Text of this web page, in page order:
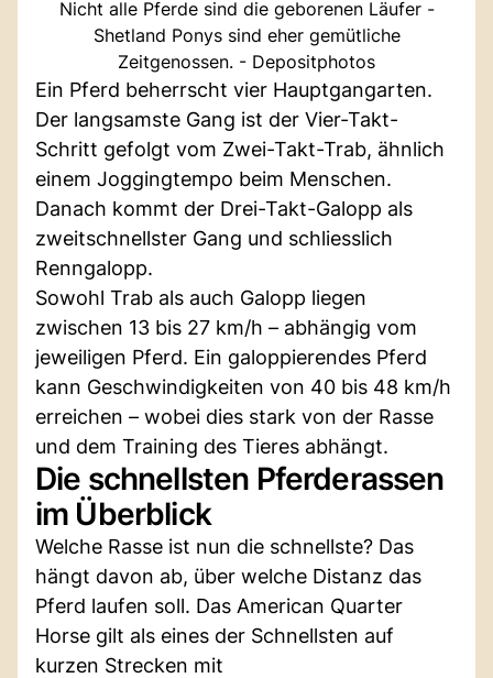
Nicht alle Pferde sind die geborenen Läufer -
Shetland Ponys sind eher gemütliche
Zeitgenossen. - Depositphotos
Ein Pferd beherrscht vier Hauptgangarten.
Der langsamste Gang ist der Vier-Takt-
Schritt gefolgt vom Zwei-Takt-Trab, ähnlich
einem Joggingtempo beim Menschen.
Danach kommt der Drei-Takt-Galopp als
zweitschnellster Gang und schliesslich
Renngalopp.
Sowohl Trab als auch Galopp liegen
zwischen 13 bis 27 km/h – abhängig vom
jeweiligen Pferd. Ein galoppierendes Pferd
kann Geschwindigkeiten von 40 bis 48 km/h
erreichen – wobei dies stark von der Rasse
und dem Training des Tieres abhängt.
Die schnellsten Pferderassen
im Überblick
Welche Rasse ist nun die schnellste? Das
hängt davon ab, über welche Distanz das
Pferd laufen soll. Das American Quarter
Horse gilt als eines der Schnellsten auf
kurzen Strecken mit